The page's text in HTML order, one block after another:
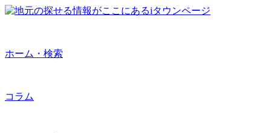
ホーム・検索
コラム